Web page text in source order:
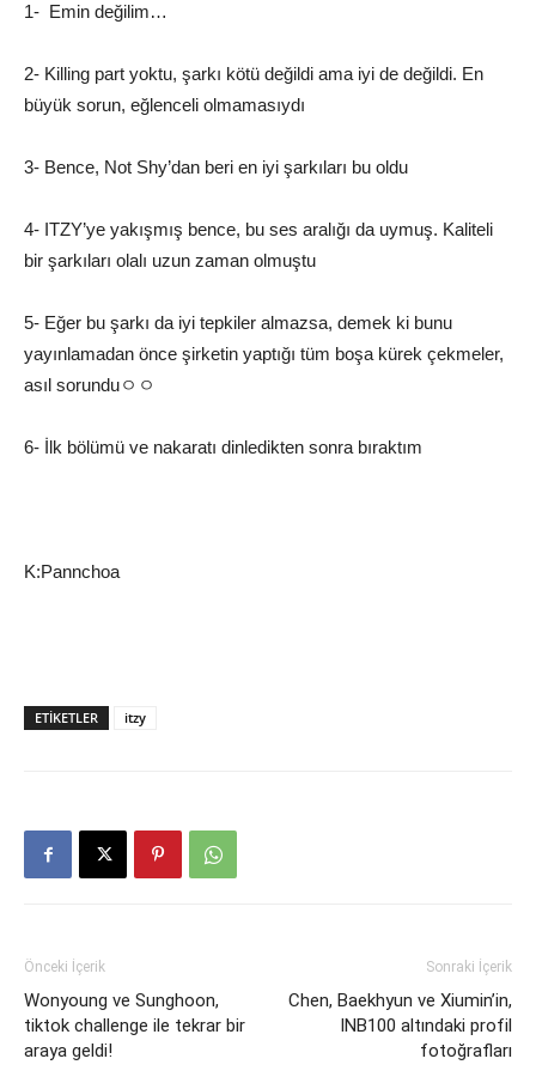
1- Emin değilim…
2- Killing part yoktu, şarkı kötü değildi ama iyi de değildi. En
büyük sorun, eğlenceli olmamasıydı
3- Bence, Not Shy’dan beri en iyi şarkıları bu oldu
4- ITZY’ye yakışmış bence, bu ses aralığı da uymuş. Kaliteli
bir şarkıları olalı uzun zaman olmuştu
5- Eğer bu şarkı da iyi tepkiler almazsa, demek ki bunu
yayınlamadan önce şirketin yaptığı tüm boşa kürek çekmeler,
asıl sorunduㅇㅇ
6- İlk bölümü ve nakaratı dinledikten sonra bıraktım
K:Pannchoa
ETIKETLER itzy
Önceki İçerik
Wonyoung ve Sunghoon,
tiktok challenge ile tekrar bir
araya geldi!
Sonraki İçerik
Chen, Baekhyun ve Xiumin’in,
INB100 altındaki profil
fotoğrafları